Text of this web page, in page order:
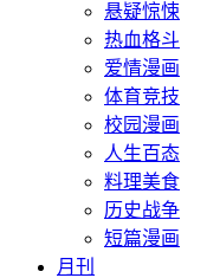
悬疑惊悚
热血格斗
爱情漫画
体育竞技
校园漫画
人生百态
料理美食
历史战争
短篇漫画
月刊